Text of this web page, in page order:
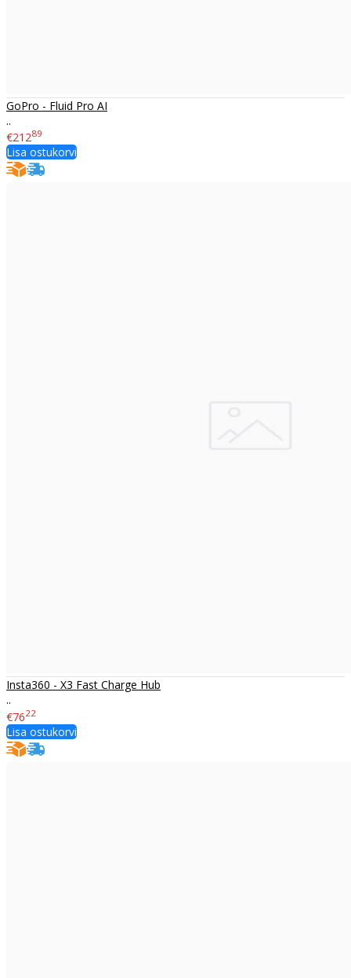
GoPro - Fluid Pro AI
..
€21289
Lisa ostukorvi
Insta360 - X3 Fast Charge Hub
..
€7622
Lisa ostukorvi